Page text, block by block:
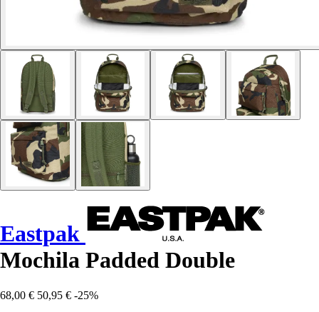
Eastpak
Mochila Padded Double
68,00 € 50,95 € -25%